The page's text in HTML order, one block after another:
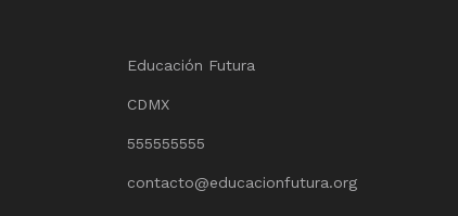
Educación Futura
CDMX
555555555
contacto@educacionfutura.org